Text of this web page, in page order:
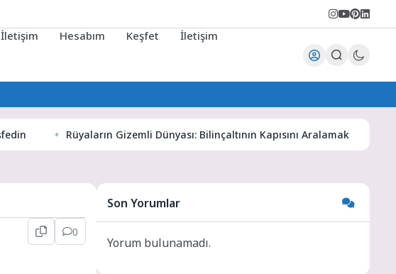
İletişim Hesabım Keşfet İletişim
Rüyaların Gizemli Dünyası: Bilinçaltının Kapısını Aralamak Karaman
0
Son Yorumlar
Yorum bulunamadı.